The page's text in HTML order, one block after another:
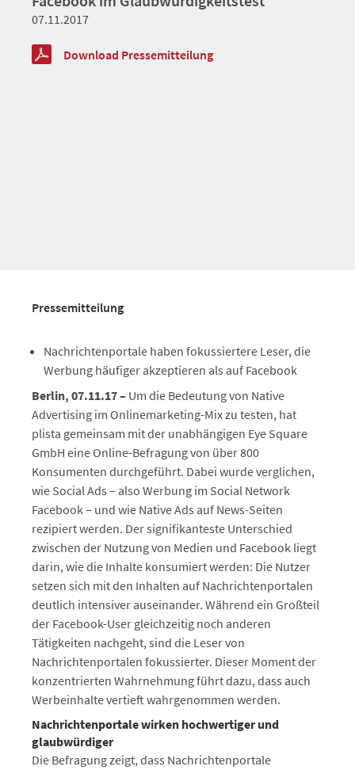
07.11.2017
Download Pressemitteilung
Pressemitteilung
Nachrichtenportale haben fokussiertere Leser, die
Werbung häufiger akzeptieren als auf Facebook
Berlin, 07.11.17 – Um die Bedeutung von Native
Advertising im Onlinemarketing-Mix zu testen, hat
plista gemeinsam mit der unabhängigen Eye Square
GmbH eine Online-Befragung von über 800
Konsumenten durchgeführt. Dabei wurde verglichen,
wie Social Ads – also Werbung im Social Network
Facebook – und wie Native Ads auf News-Seiten
rezipiert werden. Der signifikanteste Unterschied
zwischen der Nutzung von Medien und Facebook liegt
darin, wie die Inhalte konsumiert werden: Die Nutzer
setzen sich mit den Inhalten auf Nachrichtenportalen
deutlich intensiver auseinander. Während ein Großteil
der Facebook-User gleichzeitig noch anderen
Tätigkeiten nachgeht, sind die Leser von
Nachrichtenportalen fokussierter. Dieser Moment der
konzentrierten Wahrnehmung führt dazu, dass auch
Werbeinhalte vertieft wahrgenommen werden.
Nachrichtenportale wirken hochwertiger und
glaubwürdiger
Die Befragung zeigt, dass Nachrichtenportale